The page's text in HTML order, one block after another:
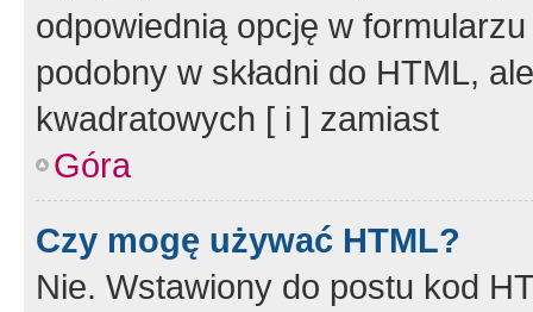
odpowiednią opcję w
podobny w składni do HTML,
kwadratowych [ i ] zamiast
Góra
Czy mogę używać HTML?
Nie. Wstawiony do postu kod